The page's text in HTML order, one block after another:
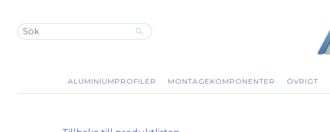
ALUMINIUMPROFILER MONTAGEKOMPONENTER ÖVRIGT